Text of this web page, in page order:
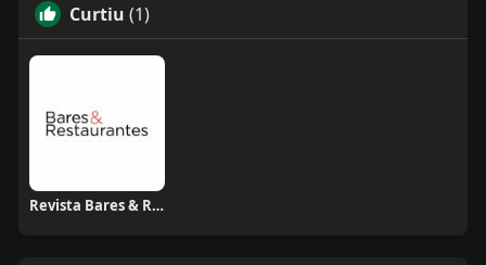
Curtiu (1)
Revista Bares & Restaurantes